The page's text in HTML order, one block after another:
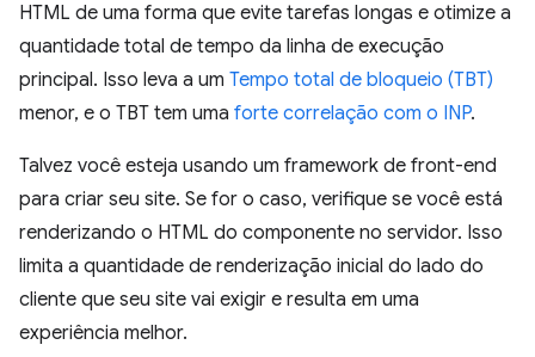
HTML de uma forma que evite tarefas longas e otimize a
quantidade total de tempo da linha de execução
principal. Isso leva a um Tempo total de bloqueio (TBT)
menor, e o TBT tem uma forte correlação com o INP.
Talvez você esteja usando um framework de front-end
para criar seu site. Se for o caso, verifique se você está
renderizando o HTML do componente no servidor. Isso
limita a quantidade de renderização inicial do lado do
cliente que seu site vai exigir e resulta em uma
experiência melhor.